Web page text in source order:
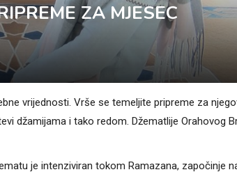
ZA MJESEC
vrijednosti. Vrše se temeljite pripreme za
džamijama i tako redom. Džematlije Orahovog
je intenziviran tokom Ramazana, započinje